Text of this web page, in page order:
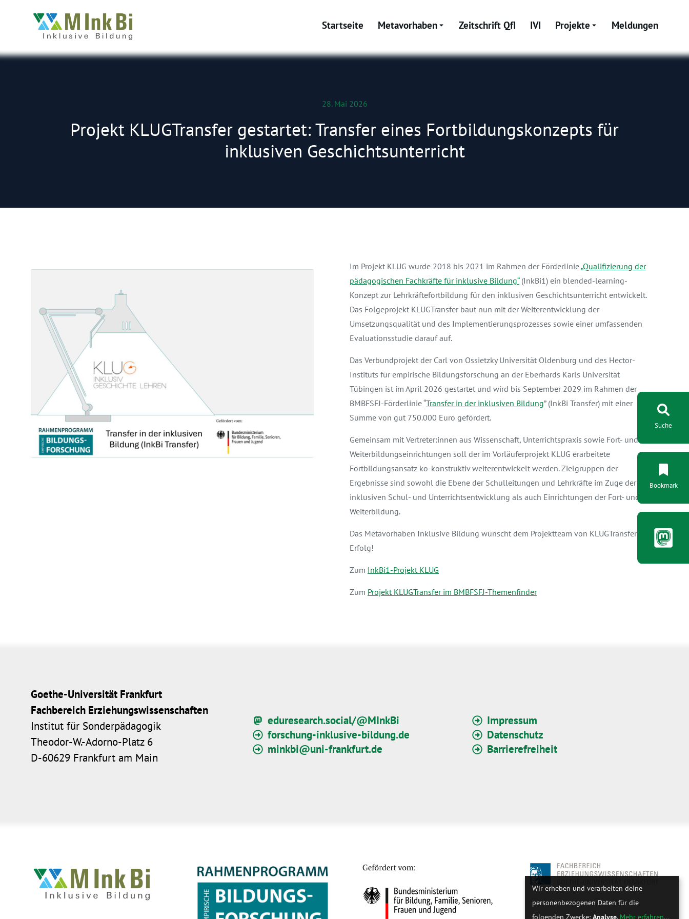
Startseite Metavorhaben Zeitschrift QfI IVI Projekte Meldungen
28. Mai 2026
Projekt KLUGTransfer gestartet: Transfer eines Fortbildungskonzepts für
inklusiven Geschichtsunterricht
Im Projekt KLUG wurde 2018 bis 2021 im Rahmen der Förderlinie„Qualifizierung der
pädagogischen Fachkräfte für inklusive Bildung“(InkBi1) ein blended-learning-
Konzept zur Lehrkräftefortbildung für den inklusiven Geschichtsunterricht entwickelt.
Das Folgeprojekt KLUGTransfer baut nun mit der Weiterentwicklung der
Umsetzungsqualität und des Implementierungsprozesses sowie einer umfassenden
Evaluationsstudie darauf auf.
Das Verbundprojekt der Carl von Ossietzky Universität Oldenburg und des Hector-
Instituts für empirische Bildungsforschung an der Eberhards Karls Universität
Tübingen ist im April 2026 gestartet und wird bis September 2029 im Rahmen der
BMBFSFJ-Förderlinie “Transfer in der inklusiven Bildung” (InkBi Transfer) mit einer
Summe von gut 750.000 Euro gefördert.
Gemeinsam mit Vertreter:innen aus Wissenschaft, Unterrichtspraxis sowie Fort- und
Weiterbildungseinrichtungen soll der im Vorläuferprojekt KLUG erarbeitete
Fortbildungsansatz ko-konstruktiv weiterentwickelt werden. Zielgruppen der
Ergebnisse sind sowohl die Ebene der Schulleitungen und Lehrkräfte im Zuge der
inklusiven Schul- und Unterrichtsentwicklung als auch Einrichtungen der Fort- und
Weiterbildung.
Das Metavorhaben Inklusive Bildung wünscht dem Projektteam von KLUGTransfer viel
Erfolg!
Zum InkBi1-Projekt KLUG
Zum Projekt KLUGTransfer im BMBFSFJ-Themenfinder
Goethe-Universität Frankfurt
Fachbereich Erziehungswissenschaften
Institut für Sonderpädagogik
Theodor-W.-Adorno-Platz 6
D-60629 Frankfurt am Main
eduresearch.social/@MInkBi
forschung-inklusive-bildung.de
minkbi@uni-frankfurt.de
Impressum
Datenschutz
Barrierefreiheit
Suche
Bookmark
Wir erheben und verarbeiten deine
personenbezogenen Daten für die
folgenden Zwecke: Analyse. Mehr erfahren...